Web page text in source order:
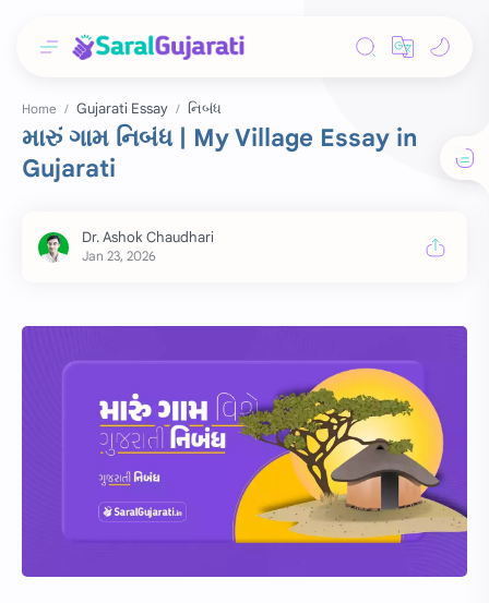
Home Gujarati Essay નિબંધ
મારું ગામ નિબંધ | My Village Essay in
Gujarati